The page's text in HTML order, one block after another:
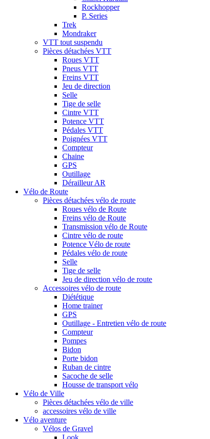
Rockhopper
P. Series
Trek
Mondraker
VTT tout suspendu
Pièces détachées VTT
Roues VTT
Pneus VTT
Freins VTT
Jeu de direction
Selle
Tige de selle
Cintre VTT
Potence VTT
Pédales VTT
Poignées VTT
Compteur
Chaine
GPS
Outillage
Dérailleur AR
Vélo de Route
Pièces détachées vélo de route
Roues vélo de Route
Freins vélo de Route
Transmission vélo de Route
Cintre vélo de route
Potence Vélo de route
Pédales vélo de route
Selle
Tige de selle
Jeu de direction vélo de route
Accessoires vélo de route
Diététique
Home trainer
GPS
Outillage - Entretien vélo de route
Compteur
Pompes
Bidon
Porte bidon
Ruban de cintre
Sacoche de selle
Housse de transport vélo
Vélo de Ville
Pièces détachées vélo de ville
accessoires vélo de ville
Vélo aventure
Vélos de Gravel
Look